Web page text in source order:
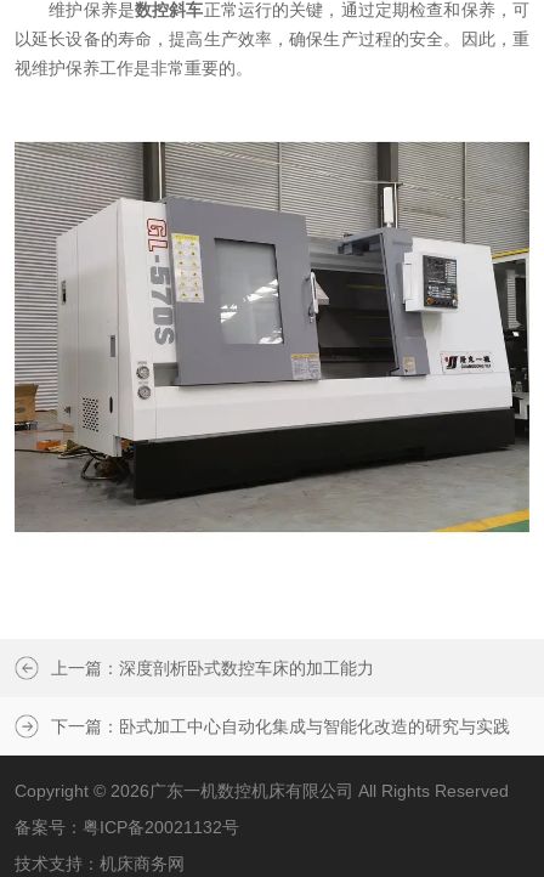
维护保养是数控斜车正常运行的关键，通过定期检查和保养，可
以延长设备的寿命，提高生产效率，确保生产过程的安全。因此，重
视维护保养工作是非常重要的。
上一篇： 深度剖析卧式数控车床的加工能力
下一篇： 卧式加工中心自动化集成与智能化改造的研究与实践
Copyright © 2026广东一机数控机床有限公司 All Rights Reserved
备案号： 粤ICP备20021132号
技术支持： 机床商务网